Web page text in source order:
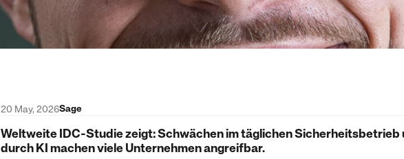
20 May, 2026Sage
Weltweite IDC-Studie zeigt: Schwächen im täglichen Sicherheitsbetrieb
durch KI machen viele Unternehmen angreifbar.